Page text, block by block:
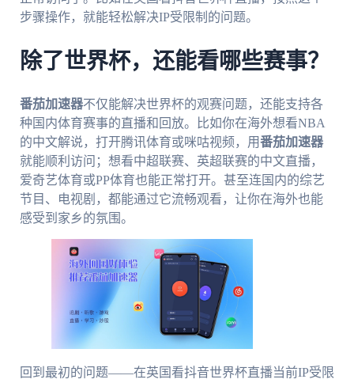
步骤操作，就能轻松解决IP受限制的问题。
除了世界杯，还能看哪些赛事？
番茄加速器不仅能解决世界杯的观赛问题，还能支持各
种国内体育赛事的直播和回放。比如你在海外想看NBA
的中文解说，打开腾讯体育或咪咕视频，用番茄加速器
就能顺利访问；想看中超联赛、英超联赛的中文直播，
爱奇艺体育或PP体育也能正常打开。甚至连国内的综艺
节目、电视剧，都能通过它流畅观看，让你在海外也能
感受到家乡的氛围。
回到最初的问题——在英国看抖音世界杯直播当前IP受限